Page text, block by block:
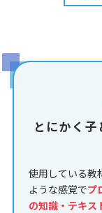
とにかく子
使用している教
ような感覚でプ
の知識・テキス